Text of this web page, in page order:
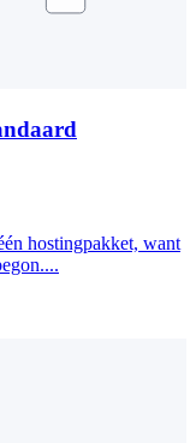
hostingpakket, want